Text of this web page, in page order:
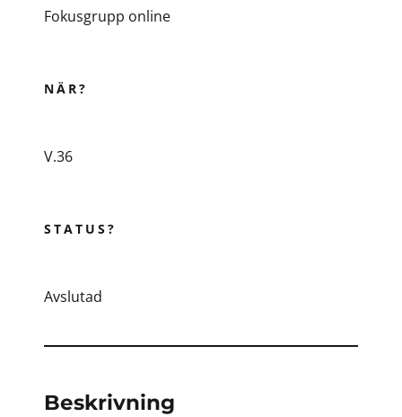
Fokusgrupp online
NÄR?
V.36
STATUS?
Avslutad
Beskrivning